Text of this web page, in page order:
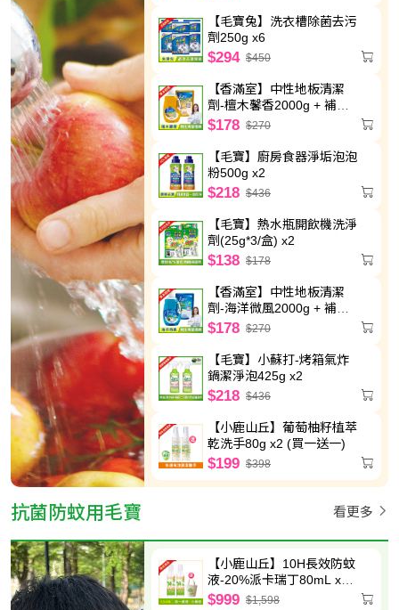
【毛寶兔】洗衣槽除菌去污
劑250g x6
$294 $450
【香滿室】中性地板清潔
劑-檀木馨香2000g + 補充
包1800g
$178 $270
【毛寶】廚房食器淨垢泡泡
粉500g x2
$218 $436
【毛寶】熱水瓶開飲機洗淨
劑(25g*3/盒) x2
$138 $178
【香滿室】中性地板清潔
劑-海洋微風2000g + 補充
包1800g
$178 $270
【毛寶】小蘇打-烤箱氣炸
鍋潔淨泡425g x2
$218 $436
【小鹿山丘】葡萄柚籽植萃
乾洗手80g x2 (買一送一)
$199 $398
抗菌防蚊用毛寶 看更多
【小鹿山丘】10H長效防蚊
液-20%派卡瑞丁80mL x2
送圓筒帆布袋
$999 $1,598